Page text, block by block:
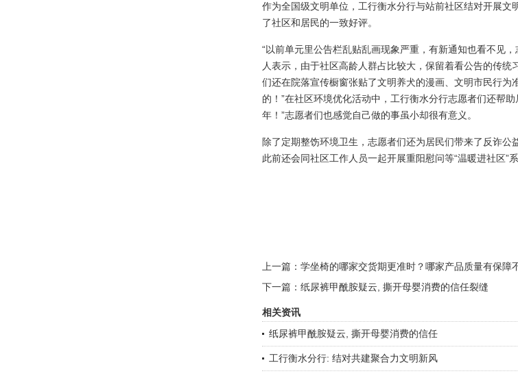
作为全国级文明单位，工行衡水分行与站前社区结对开展
了社区和居民的一致好评。
“以前单元里公告栏乱贴乱画现象严重，有新通知也看不见
人表示，由于社区高龄人群占比较大，保留着看公告的传
们还在院落宣传橱窗张贴了文明养犬的漫画、文明市民行
的！”在社区环境优化活动中，工行衡水分行志愿者们还帮
年！”志愿者们也感觉自己做的事虽小却很有意义。
除了定期整饬环境卫生，志愿者们还为居民们带来了反诈
此前还会同社区工作人员一起开展重阳慰问等“温暖进社区”
上一篇： 学坐椅的哪家交货期更准时？哪家产品质量有保障
下一篇： 纸尿裤甲酰胺疑云, 撕开母婴消费的信任裂缝
相关资讯
纸尿裤甲酰胺疑云, 撕开母婴消费的信任
工行衡水分行: 结对共建聚合力文明新风